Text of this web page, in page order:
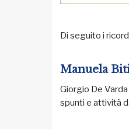
Di seguito i
Manuela
Giorgio De
spunti e attività